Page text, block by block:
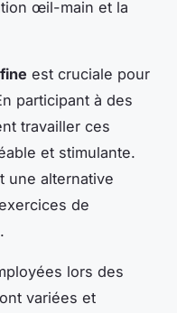
œil-main et la
est cruciale pour
participant à des
travailler ces
et stimulante.
une alternative
de
lors des
variées et